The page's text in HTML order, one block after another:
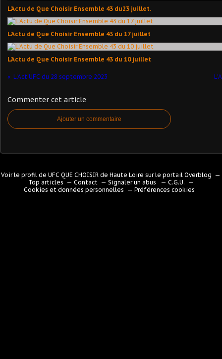
L'Actu de Que Choisir Ensemble 43 du23 juillet.
L'Actu de Que Choisir Ensemble 43 du 17 juillet
L'Actu de Que Choisir Ensemble 43 du 10 juillet
L'Act'UFC du 28 septembre 2023
Commenter cet article
Ajouter un commentaire
Voir le profil deUFC QUE CHOISIR de Haute Loire sur le portail Overblog
Top articles
Contact Signaler un abus
C.G.U.
Cookies et données personnelles
Préférences cookies